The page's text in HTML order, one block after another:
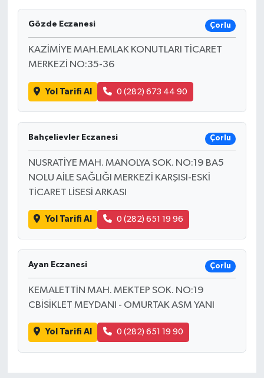
Gözde Eczanesi Çorlu
KAZİMİYE MAH.EMLAK KONUTLARI TİCARET
MERKEZİ NO:35-36
Yol Tarifi Al 0 (282) 673 44 90
Bahçelievler Eczanesi Çorlu
NUSRATİYE MAH. MANOLYA SOK. NO:19 BA5
NOLU AİLE SAĞLIĞI MERKEZİ KARŞISI-ESKİ
TİCARET LİSESİ ARKASI
Yol Tarifi Al 0 (282) 651 19 96
Ayan Eczanesi Çorlu
KEMALETTİN MAH. MEKTEP SOK. NO:19
CBİSİKLET MEYDANI - OMURTAK ASM YANI
Yol Tarifi Al 0 (282) 651 19 90